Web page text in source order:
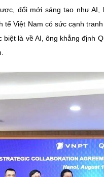
đổi mới sáng tạo như
tế Việt Nam có sức cạnh
là về AI, ông khẳng định